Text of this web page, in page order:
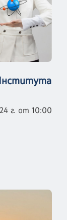
г. от 10:00